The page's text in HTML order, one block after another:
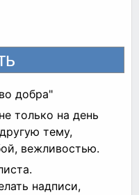
добра"
только на день
тему,
вежливостью.
надписи,